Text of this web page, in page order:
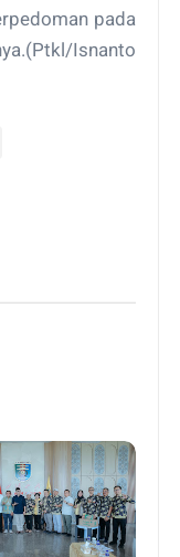
pada
Isnanto